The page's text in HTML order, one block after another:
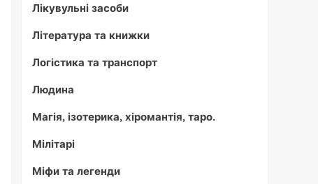
Лікувульні засоби
Література та книжки
Логістика та транспорт
Людина
Магія, ізотерика, хіромантія, таро.
Мілітарі
Міфи та легенди